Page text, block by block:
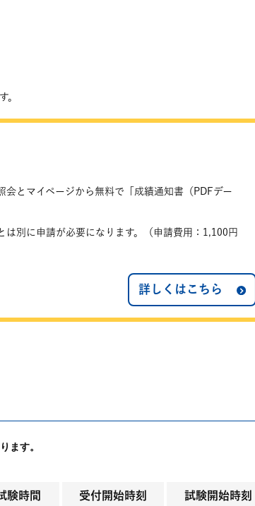
。
とマイページから無料で「成績通知書（PDFデー
別に申請が必要になります。（申請費用：1,100円
詳しくはこちら
ます。
験時間 受付開始時刻 試験開始時刻